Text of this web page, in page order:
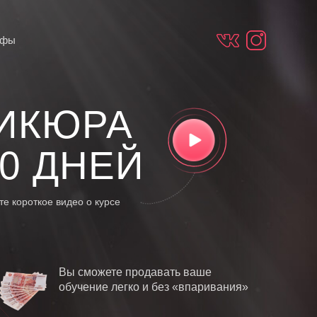
ДНЕЙ
Вы сможете продавать ваше
обучение легко и без «впаривания»
короткое видео о курсе